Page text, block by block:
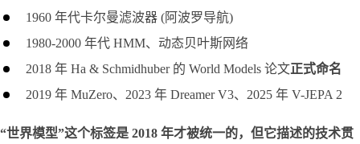
1960 年代卡尔曼滤波器 (阿波罗导航)
1980-2000 年代 HMM、动态贝叶斯网络
2018 年 Ha & Schmidhuber 的 World Models 论文正式命名
2019 年 MuZero、2023 年 Dreamer V3、2025 年 V-JEPA 2
“世界模型”这个标签是 2018 年才被统一的，但它描述的技术贯